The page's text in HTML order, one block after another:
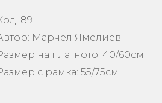
89
Марчел Ямелиев
на платното: 40/60см
с рамка: 55/75см